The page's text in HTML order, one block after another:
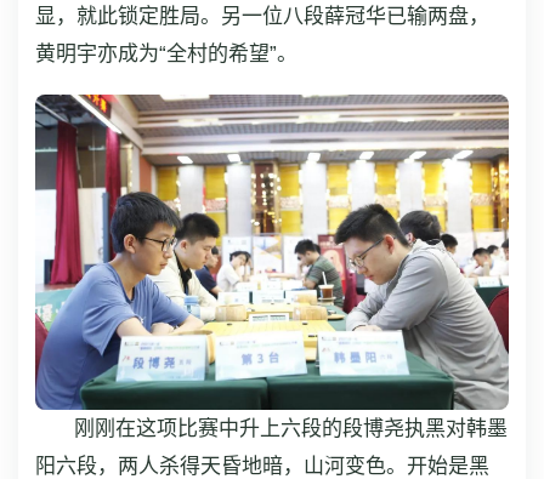
显，就此锁定胜局。另一位八段薛冠华已输两盘，
黄明宇亦成为“全村的希望”。
刚刚在这项比赛中升上六段的段博尧执黑对韩墨
阳六段，两人杀得天昏地暗，山河变色。开始是黑